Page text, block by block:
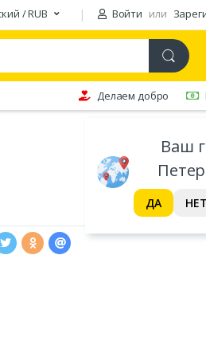
/ RUB Войти или
Ваш
ДА
Делаем добро